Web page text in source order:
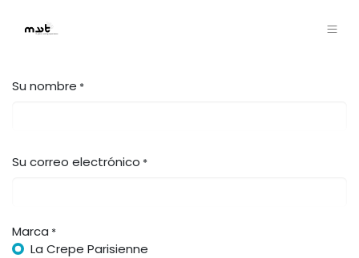
Su nombre *
Su correo electrónico *
Marca *
La Crepe Parisienne